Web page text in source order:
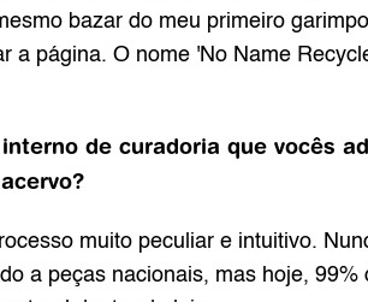
bazar do meu primeiro
a página. O nome 'No Name
de curadoria que vocês
muito peculiar e intuitivo.
a peças nacionais, mas hoje,